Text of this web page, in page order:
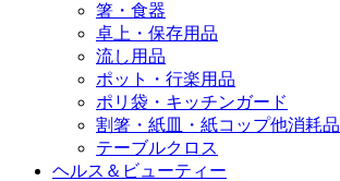
箸・食器
卓上・保存用品
流し用品
ポット・行楽用品
ポリ袋・キッチンガード
割箸・紙皿・紙コップ他消耗品
テーブルクロス
ヘルス＆ビューティー